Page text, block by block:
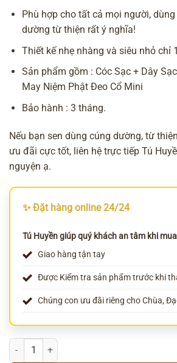
Phù hợp cho tất cả mọi người,
dường từ thiện rất ý nghĩa!
Thiết kế nhẹ nhàng và siêu nhỏ chỉ
Sản phẩm gồm : Cóc Sạc + Dây
May Niệm Phật Đeo Cổ Mini
Bảo hành : 3 tháng.
Nếu bạn sen dùng cúng dường, từ
ưu đãi cực tốt, liên hệ trực tiếp Tú
nguyện ạ.
✨ Đặt hàng online 24/24
Tú Huyền giúp quý khách an tâm khi
Giao hàng tận tay
Được Kiểm tra sản phẩm trước khi
Chúng con ưu đãi riêng cho Chùa,
Máy Niệm Phật Mini HY88 Đeo Cổ số